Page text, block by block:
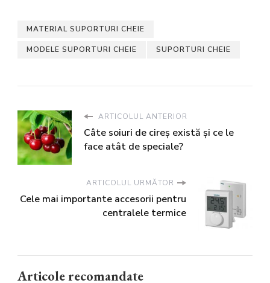
MATERIAL SUPORTURI CHEIE
MODELE SUPORTURI CHEIE SUPORTURI CHEIE
ARTICOLUL ANTERIOR
Câte soiuri de cireș există și ce le
face atât de speciale?
ARTICOLUL URMĂTOR
Cele mai importante accesorii pentru
centralele termice
Articole recomandate